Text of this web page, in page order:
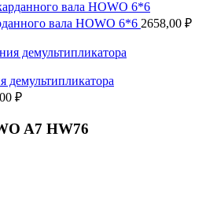
вала HOWO 6*6 2658,00 ₽
демультипликатора
₽
A7 HW76